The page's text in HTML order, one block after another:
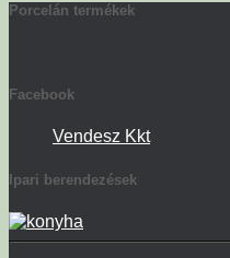
Porcelán termékek
Facebook
Vendesz Kkt
Ipari berendezések